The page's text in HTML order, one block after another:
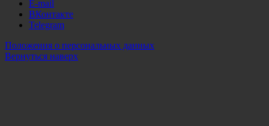
E-mail
ВКонтакте
Telegram
Положения о персональных данных
Вернуться наверх